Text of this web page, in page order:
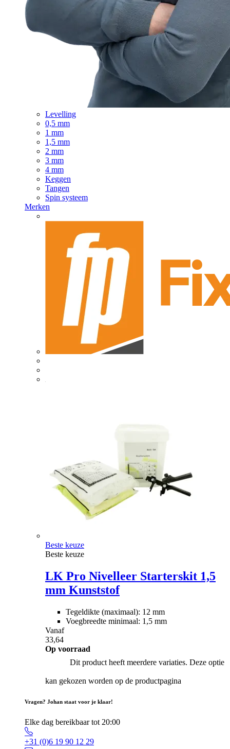
Levelling
0,5 mm
1 mm
1,5 mm
2 mm
3 mm
4 mm
Keggen
Tangen
Spin systeem
Merken
Beste keuze
Beste keuze
LK Pro Nivelleer Starterskit 1,5
mm Kunststof
Tegeldikte (maximaal): 12 mm
Voegbreedte minimaal: 1,5 mm
Vanaf
33,64
Op voorraad
Dit product heeft meerdere variaties. Deze optie
kan gekozen worden op de productpagina
Vragen? Johan staat voor je klaar!
Elke dag bereikbaar tot 20:00
+31 (0)6 19 90 12 29